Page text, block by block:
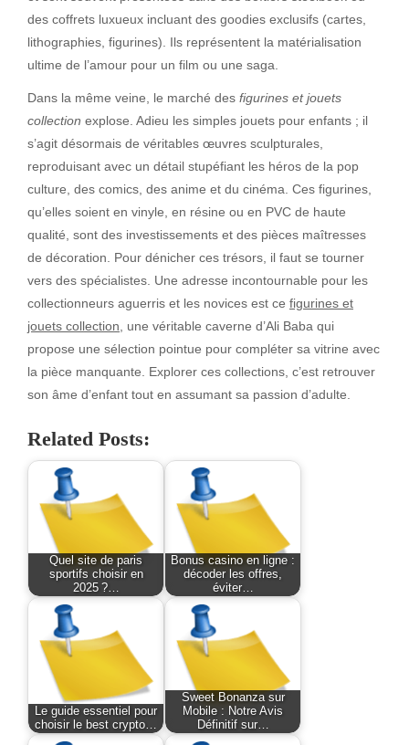
des coffrets luxueux incluant des goodies exclusifs (cartes,
lithographies, figurines). Ils représentent la matérialisation
ultime de l’amour pour un film ou une saga.
Dans la même veine, le marché des figurines et jouets
collection explose. Adieu les simples jouets pour enfants ; il
s’agit désormais de véritables œuvres sculpturales,
reproduisant avec un détail stupéfiant les héros de la pop
culture, des comics, des anime et du cinéma. Ces figurines,
qu’elles soient en vinyle, en résine ou en PVC de haute
qualité, sont des investissements et des pièces maîtresses
de décoration. Pour dénicher ces trésors, il faut se tourner
vers des spécialistes. Une adresse incontournable pour les
collectionneurs aguerris et les novices est ce figurines et
jouets collection , une véritable caverne d’Ali Baba qui
propose une sélection pointue pour compléter sa vitrine avec
la pièce manquante. Explorer ces collections, c’est retrouver
son âme d’enfant tout en assumant sa passion d’adulte.
Related Posts:
Quel site de paris
sportifs choisir en
2025 ?…
Bonus casino en ligne :
décoder les offres,
éviter…
Le guide essentiel pour
choisir le best crypto…
Sweet Bonanza sur
Mobile : Notre Avis
Définitif sur…